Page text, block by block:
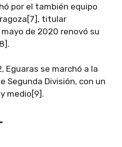
por el también equipo
titular
de 2020 renovó su
Eguaras se marchó a la
Segunda División, con un
medio[9].